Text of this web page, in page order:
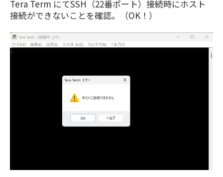
Tera Term にてSSH（22番ポート）接続時にホスト
接続ができないことを確認。（OK！）